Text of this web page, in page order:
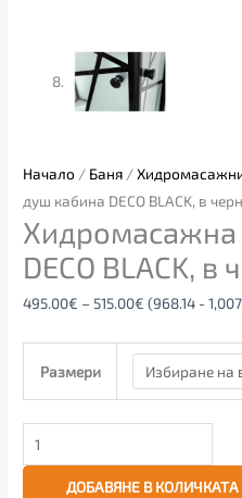
Начало / Баня /
душ кабина DECO BLACK, в
DECO BLACK, в
495.00€ – 515.00€ (968.14 -
Размери
ДОБАВЯНЕ В КОЛИЧКАТА